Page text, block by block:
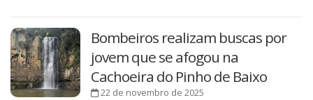
Bombeiros realizam buscas por
jovem que se afogou na
Cachoeira do Pinho de Baixo
22 de novembro de 2025